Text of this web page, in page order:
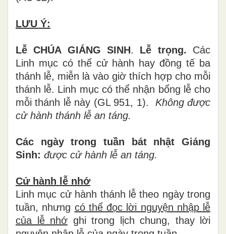
LƯU Ý:
Lễ CHÚA GIÁNG SINH. Lễ trọng. Các
Linh mục có thể cử hành hay đồng tế ba
thánh lễ, miễn là vào giờ thích hợp cho mỗi
thánh lễ. Linh mục có thể nhận bổng lễ cho
mỗi thánh lễ này (GL 951, 1). Không được
cử hành thánh lễ an táng.
Các ngày trong tuần bát nhật Giáng
Sinh: được cử hành lễ an táng.
Cử hành lễ nhớ
Linh mục cử hành thánh lễ theo ngày trong
tuần, nhưng có thể đọc lời nguyện nhập lễ
của lễ nhớ ghi trong lịch chung, thay lời